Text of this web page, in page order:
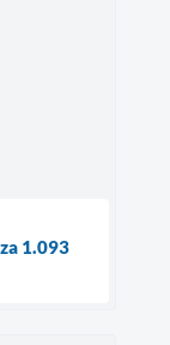
1.093